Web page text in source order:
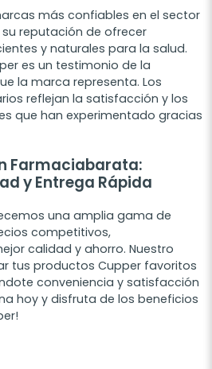
más confiables en el sector
reputación de ofrecer
y naturales para la salud.
es un testimonio de la
la marca representa. Los
reflejan la satisfacción y los
que han experimentado gracias
Farmaciabarata:
y Entrega Rápida
una amplia gama de
competitivos,
calidad y ahorro. Nuestro
tus productos Cupper favoritos
conveniencia y satisfacción
hoy y disfruta de los beneficios